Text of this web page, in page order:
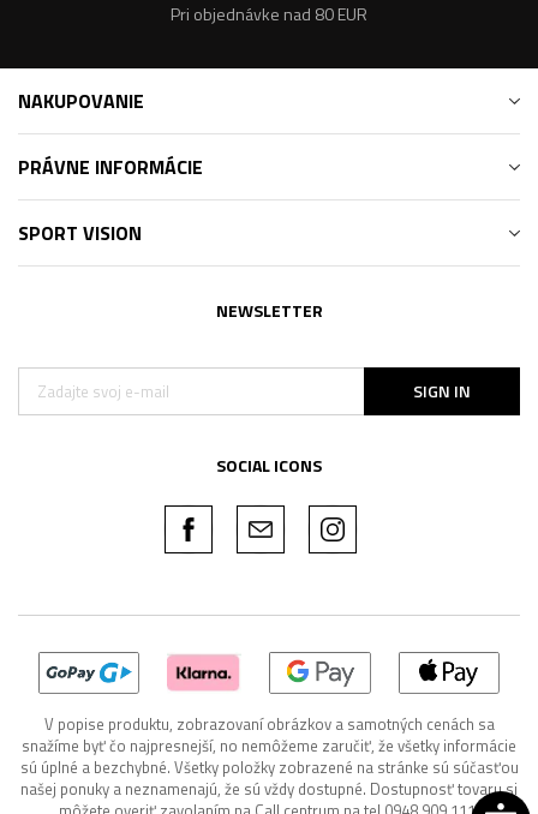
Pri objednávke nad 80 EUR
NAKUPOVANIE
PRÁVNE INFORMÁCIE
SPORT VISION
NEWSLETTER
SIGN IN
SOCIAL ICONS
V popise produktu, zobrazovaní obrázkov a samotných cenách sa
snažíme byť čo najpresnejší, no nemôžeme zaručiť, že všetky informácie
sú úplné a bezchybné. Všetky položky zobrazené na stránke sú súčasťou
našej ponuky a neznamenajú, že sú vždy dostupné. Dostupnosť tovaru si